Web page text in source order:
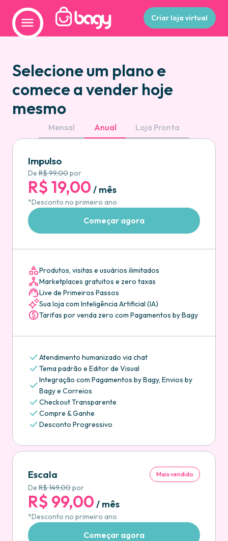
Criar loja virtual
Selecione um plano e
comece a vender hoje
mesmo
Mensal Anual Loja Pronta
Impulso
De R$ 99,00por
R$ 19,00 / mês
*Desconto no primeiro ano
Começar agora
Produtos, visitas e usuários ilimitados
Marketplaces gratuitos e zero taxas
Live de Primeiros Passos
Sua loja com Inteligência Artificial (IA)
Tarifas por venda zero com Pagamentos by Bagy
Atendimento humanizado via chat
Tema padrão e Editor de Visual
Integração com Pagamentos by Bagy, Envios by
Bagy e Correios
Checkout Transparente
Compre & Ganhe
Desconto Progressivo
Escala Mais vendido
De R$ 149,00por
R$ 99,00 / mês
*Desconto no primeiro ano
Começar agora